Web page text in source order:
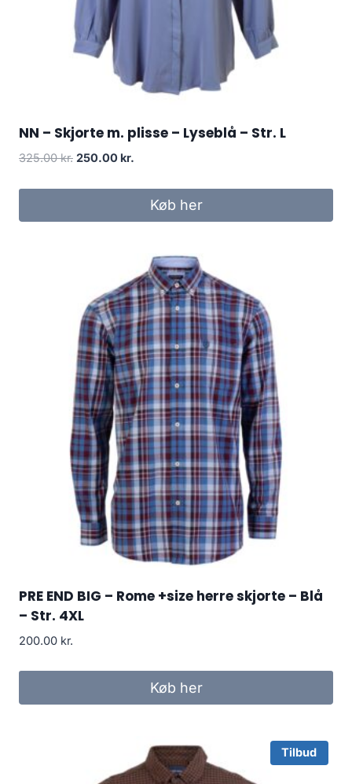
NN – Skjorte m. plisse – Lyseblå – Str. L
325.00kr. Original
was:
250.00 kr.
is:
250.00 kr..
Køb her
PRE END BIG – Rome +size herre skjorte – Blå
– Str. 4XL
200.00 kr.
Køb her
Tilbud